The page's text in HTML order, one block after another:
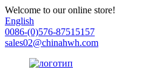
Welcome to our online store!
English
0086-(0)576-87515157
sales02@chinahwh.com